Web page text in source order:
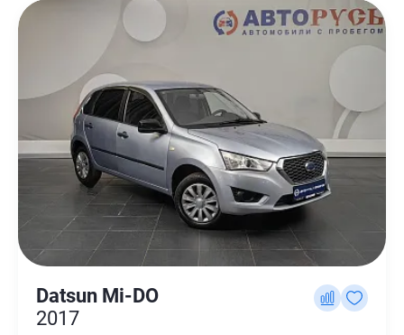
Datsun Mi-DO
2017